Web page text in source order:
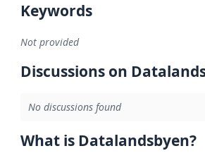
Keywords
Not provided
Discussions on
No discussions found
What is Datalandsbyen?